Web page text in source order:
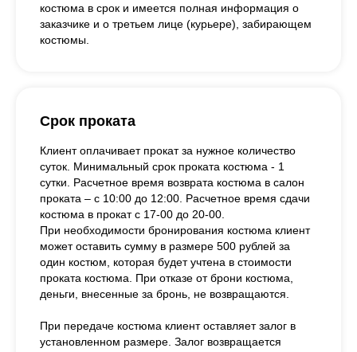
костюма в срок и имеется полная информация о
заказчике и о третьем лице (курьере), забирающем
костюмы.
Срок проката
Клиент оплачивает прокат за нужное количество
суток. Минимальный срок проката костюма - 1
сутки. Расчетное время возврата костюма в салон
проката – с 10:00 до 12:00. Расчетное время сдачи
костюма в прокат с 17-00 до 20-00.
При необходимости бронирования костюма клиент
может оставить сумму в размере 500 рублей за
один костюм, которая будет учтена в стоимости
проката костюма. При отказе от брони костюма,
деньги, внесенные за бронь, не возвращаются.
При передаче костюма клиент оставляет залог в
установленном размере. Залог возвращается